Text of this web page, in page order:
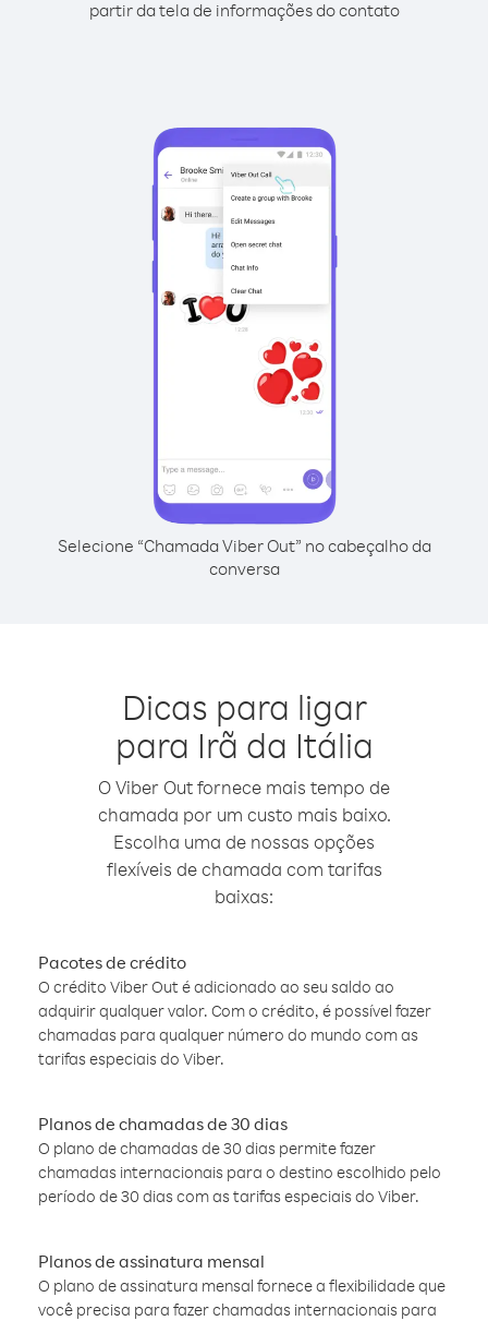
partir da tela de informações do contato
Selecione “Chamada Viber Out” no cabeçalho da
conversa
Dicas para ligar
para Irã da Itália
O Viber Out fornece mais tempo de
chamada por um custo mais baixo.
Escolha uma de nossas opções
flexíveis de chamada com tarifas
baixas:
Pacotes de crédito
O crédito Viber Out é adicionado ao seu saldo ao
adquirir qualquer valor. Com o crédito, é possível fazer
chamadas para qualquer número do mundo com as
tarifas especiais do Viber.
Planos de chamadas de 30 dias
O plano de chamadas de 30 dias permite fazer
chamadas internacionais para o destino escolhido pelo
período de 30 dias com as tarifas especiais do Viber.
Planos de assinatura mensal
O plano de assinatura mensal fornece a flexibilidade que
você precisa para fazer chamadas internacionais para